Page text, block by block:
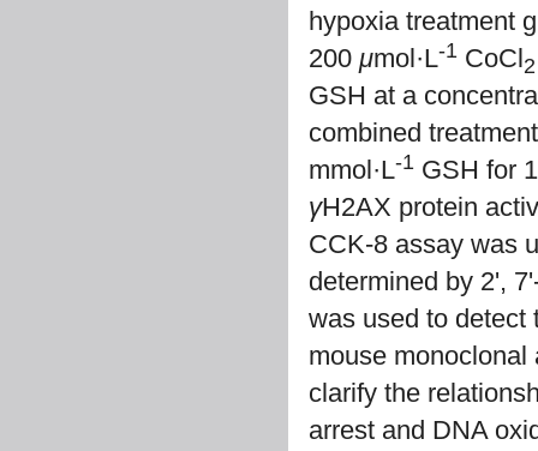
hypoxia treatment
200 μmol·L-1 CoCl2
GSH at a
combined
mmol·L-1 GSH for
γH2AX protein
CCK-8 assay was
determined by 2',
was used to
mouse monoclonal
clarify the
arrest and DNA